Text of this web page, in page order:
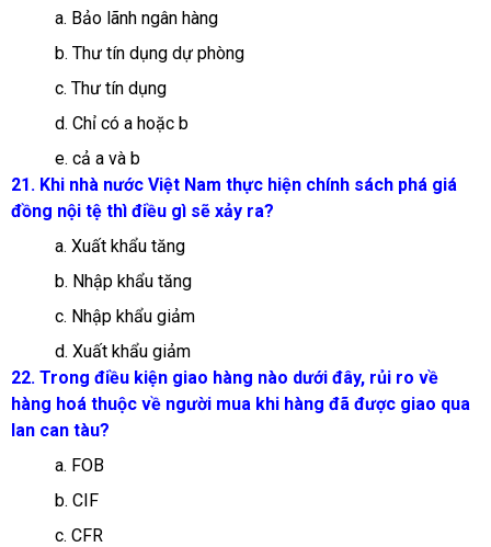
a. Bảo lãnh ngân hàng
b. Thư tín dụng dự phòng
c. Thư tín dụng
d. Chỉ có a hoặc b
e. cả a và b
21. Khi nhà nước Việt Nam thực hiện chính sách phá giá
đồng nội tệ thì điều gì sẽ xảy ra?
a. Xuất khẩu tăng
b. Nhập khẩu tăng
c. Nhập khẩu giảm
d. Xuất khẩu giảm
22. Trong điều kiện giao hàng nào dưới đây, rủi ro về
hàng hoá thuộc về người mua khi hàng đã được giao qua
lan can tàu?
a. FOB
b. CIF
c. CFR